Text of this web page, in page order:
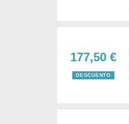
177,50 €
DESCUENTO